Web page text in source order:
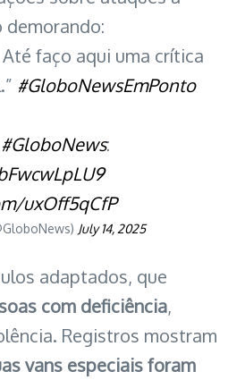
demorando:
Até faço aqui uma crítica
#GloboNewsEmPonto
#GloboNews:
uxOff5qCfP
July 14, 2025
adaptados, que
com deficiência,
Registros mostram
vans especiais foram